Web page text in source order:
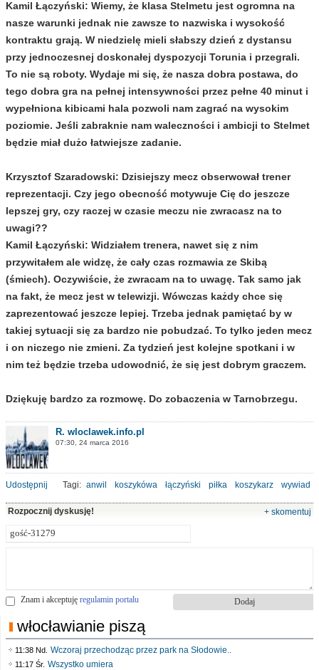
Kamil Łączyński: Wiemy, że klasa Stelmetu jest ogromna na
nasze warunki jednak nie zawsze to nazwiska i wysokość
kontraktu grają. W niedzielę mieli słabszy dzień z dystansu
przy jednoczesnej doskonałej dyspozycji Torunia i przegrali.
To nie są roboty. Wydaje mi się, że nasza dobra postawa, do
tego dobra gra na pełnej intensywności przez pełne 40 minut i
wypełniona kibicami hala pozwoli nam zagrać na wysokim
poziomie. Jeśli zabraknie nam waleczności i ambicji to Stelmet
będzie miał dużo łatwiejsze zadanie.
Krzysztof Szaradowski: Dzisiejszy mecz obserwował trener
reprezentacji. Czy jego obecność motywuje Cię do jeszcze
lepszej gry, czy raczej w czasie meczu nie zwracasz na to
uwagi??
Kamil Łączyński: Widziałem trenera, nawet się z nim
przywitałem ale widzę, że cały czas rozmawia ze Skibą
(śmiech). Oczywiście, że zwracam na to uwagę. Tak samo jak
na fakt, że mecz jest w telewizji. Wówczas każdy chce się
zaprezentować jeszcze lepiej. Trzeba jednak pamiętać by w
takiej sytuacji się za bardzo nie pobudzać. To tylko jeden mecz
i on niczego nie zmieni. Za tydzień jest kolejne spotkani i w
nim też będzie trzeba udowodnić, że się jest dobrym graczem.
Dziękuję bardzo za rozmowę. Do zobaczenia w Tarnobrzegu.
R. wloclawek.info.pl
07:30, 24 marca 2016
Udostępnij Tagi: anwil koszykówa łączyński piłka koszykarz wywiad
Rozpocznij dyskusję! + skomentuj
Znam i akceptuję regulamin portalu
włocławianie piszą
11:38 Nd. Wczoraj przechodząc przez park na Słodowie..
11:17 Śr. Wszystko umiera